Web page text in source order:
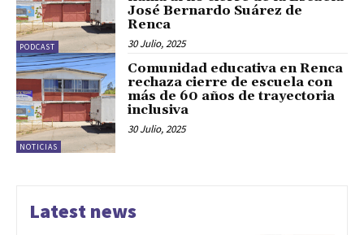
PODCAST
José Bernardo Suárez de
Renca
30 Julio, 2025
NOTICIAS
Comunidad educativa en Renca
rechaza cierre de escuela con
más de 60 años de trayectoria
inclusiva
30 Julio, 2025
Latest news